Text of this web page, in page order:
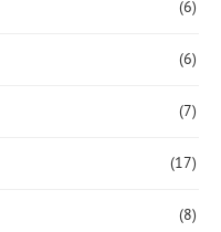
(6)
(6)
(7)
(17)
(8)